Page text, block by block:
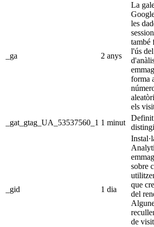
_ga 2 anys
La
les
també
l'ús
forma
els
_gat_gtag_UA_53537560_1 1 minut
Definit
_gid 1 dia
sobre
que
del
de